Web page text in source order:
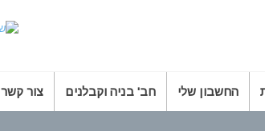
החשבון שלי חב' בניה וקבלנים צור קשר